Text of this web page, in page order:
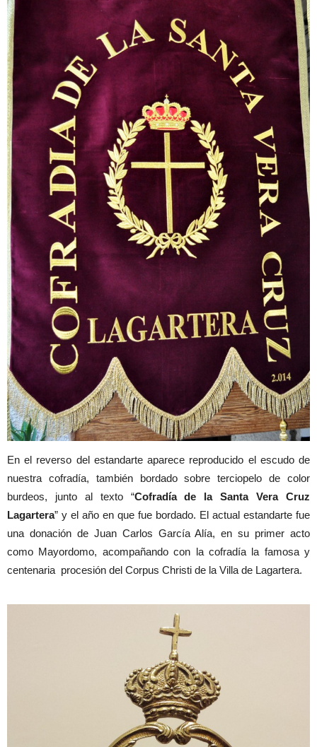
En el reverso del estandarte aparece reproducido el escudo de
nuestra cofradía, también bordado sobre terciopelo de color
burdeos, junto al texto “Cofradía de la Santa Vera Cruz
Lagartera” y el año en que fue bordado. El actual estandarte fue
una donación de Juan Carlos García Alía, en su primer acto
como Mayordomo, acompañando con la cofradía la famosa y
centenaria procesión del Corpus Christi de la Villa de Lagartera.